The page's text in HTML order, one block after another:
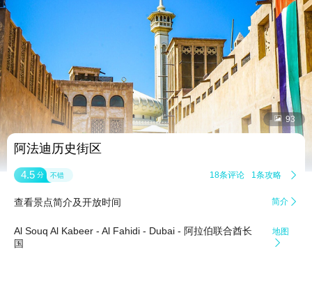
 93
阿法迪历史街区
4.5 分 不错 18条评论 1条攻略 
查看景点简介及开放时间 简介 
Al Souq Al Kabeer - Al Fahidi - Dubai - 阿拉伯联合酋长
国
地图

